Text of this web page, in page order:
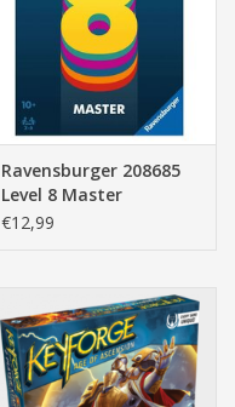
Ravensburger 208685
Level 8 Master
€12,99